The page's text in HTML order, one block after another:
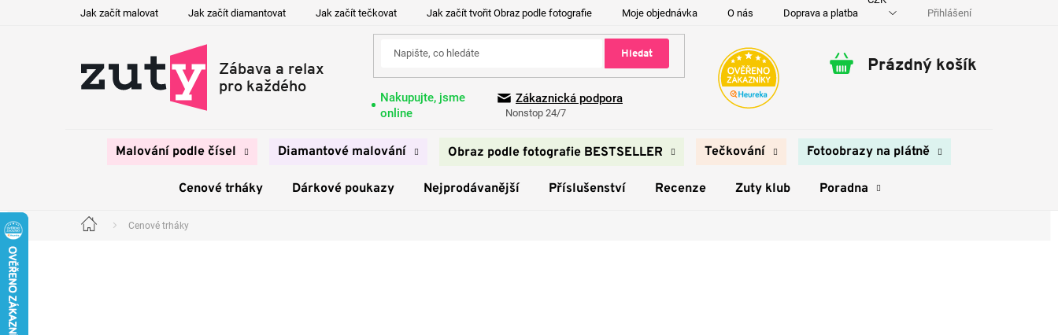
Jak začít malovat Jak začít diamantovat Jak začít tečkovat Jak začít tvořit Obraz podle fotografie Moje objednávka O nás Doprava a platba Kontakty Přihlášení
Hledat
Nakupujte, jsme
online
Zákaznická podpora
Nonstop 24/7
Nákupní
Prázdný košík
Malování podle čísel Diamantové malování Obraz podle fotografie BESTSELLER Tečkování Fotoobrazy na plátně
Cenové trháky Dárkové poukazy Nejprodávanější Příslušenství Recenze Zuty klub Poradna
Domů Cenové trháky